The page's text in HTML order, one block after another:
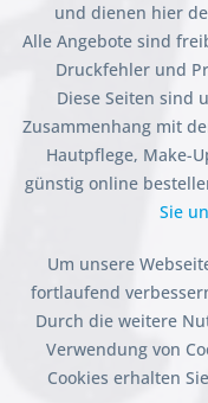
und dienen hier
Alle Angebote sind
Druckfehler und
Diese Seiten sind
Zusammenhang mit
Hautpflege, Make-
günstig online
Sie
Um unsere
fortlaufend
Durch die weitere
Verwendung von
Cookies erhalten